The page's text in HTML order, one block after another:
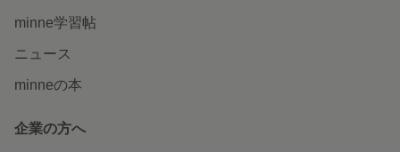
minne学習帖
ニュース
minneの本
企業の方へ